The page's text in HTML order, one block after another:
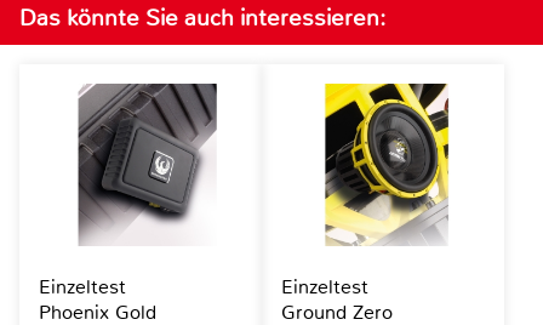
Das könnte Sie auch interessieren:
Einzeltest
Phoenix Gold
Einzeltest
Ground Zero